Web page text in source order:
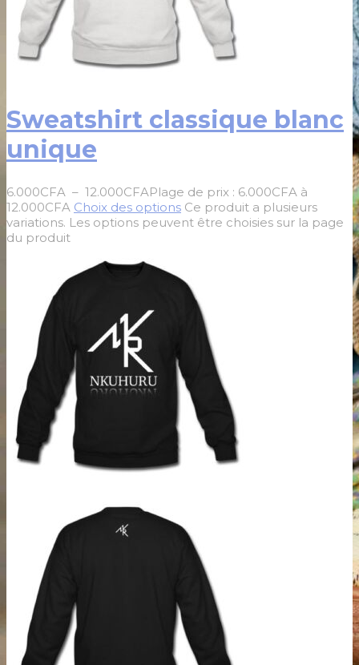
Sweatshirt classique blanc
unique
6.000CFA – 12.000CFAPlage de prix : 6.000CFA à
12.000CFA Choix des options Ce produit a plusieurs
variations. Les options peuvent être choisies sur la page
du produit